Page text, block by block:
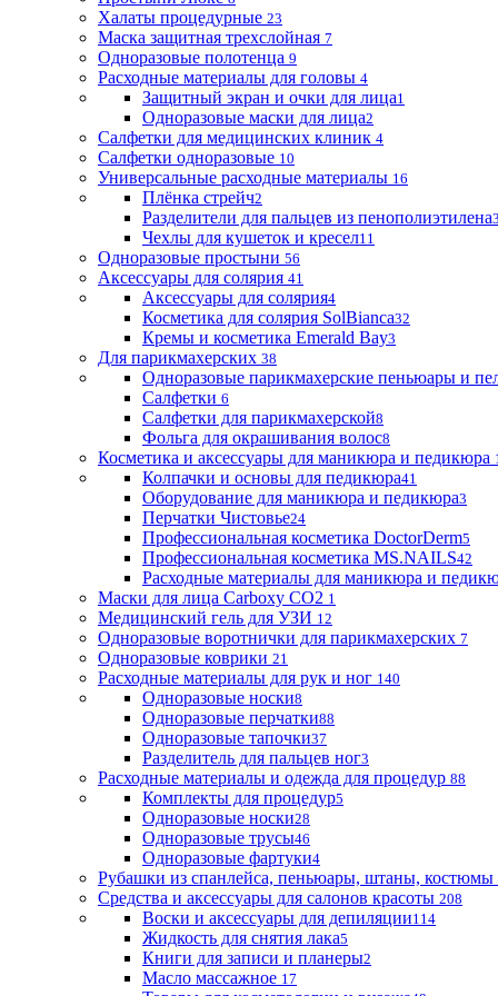
Халаты процедурные 23
Маска защитная трехслойная 7
Одноразовые полотенца 9
Расходные материалы для головы 4
Защитный экран и очки для лица1
Одноразовые маски для лица2
Салфетки для медицинских клиник 4
Салфетки одноразовые 10
Универсальные расходные материалы 16
Плёнка стрейч2
Разделители для пальцев из пенополиэтилена3
Чехлы для кушеток и кресел11
Одноразовые простыни 56
Аксессуары для солярия 41
Аксессуары для солярия4
Косметика для солярия SolBianca32
Кремы и косметика Emerald Bay3
Для парикмахерских 38
Одноразовые парикмахерские пеньюары и
Салфетки 6
Салфетки для парикмахерской8
Фольга для окрашивания волос8
Косметика и аксессуары для маникюра и педикюра
Колпачки и основы для педикюра41
Оборудование для маникюра и педикюра3
Перчатки Чистовье24
Профессиональная косметика DoctorDerm5
Профессиональная косметика MS.NAILS42
Расходные материалы для маникюра и
Маски для лица Carboxy CO2 1
Медицинский гель для УЗИ 12
Одноразовые воротнички для парикмахерских 7
Одноразовые коврики 21
Расходные материалы для рук и ног 140
Одноразовые носки8
Одноразовые перчатки88
Одноразовые тапочки37
Разделитель для пальцев ног3
Расходные материалы и одежда для процедур 88
Комплекты для процедур5
Одноразовые носки28
Одноразовые трусы46
Одноразовые фартуки4
Рубашки из спанлейса, пеньюары, штаны, костюмы
Средства и аксессуары для салонов красоты 208
Воски и аксессуары для депиляции114
Жидкость для снятия лака5
Книги для записи и планеры2
Масло массажное 17